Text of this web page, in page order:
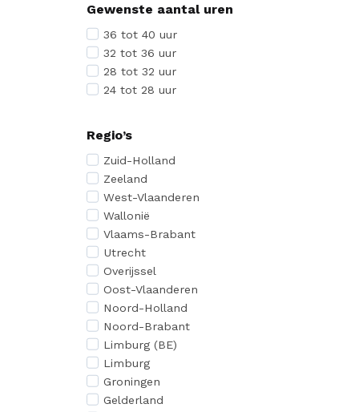
Gewenste aantal uren
36 tot 40 uur
32 tot 36 uur
28 tot 32 uur
24 tot 28 uur
Regio’s
Zuid-Holland
Zeeland
West-Vlaanderen
Wallonië
Vlaams-Brabant
Utrecht
Overijssel
Oost-Vlaanderen
Noord-Holland
Noord-Brabant
Limburg (BE)
Limburg
Groningen
Gelderland